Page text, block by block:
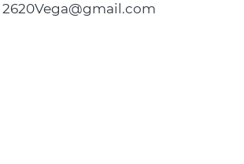
2620Vega@gmail.com